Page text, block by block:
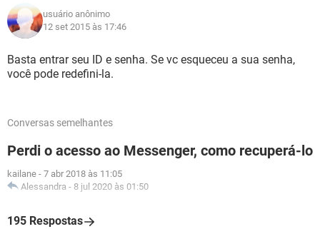
usuário anônimo
12 set 2015 às 17:46
Basta entrar seu ID e senha. Se vc esqueceu a sua senha,
você pode redefini-la.
Conversas semelhantes
Perdi o acesso ao Messenger, como recuperá-lo
kailane - 7 abr 2018 às 11:05
Alessandra - 8 jul 2020 às 01:50
195 Respostas